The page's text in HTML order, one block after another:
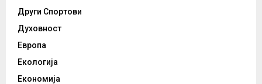
Други Спортови
Духовност
Европа
Екологија
Економија